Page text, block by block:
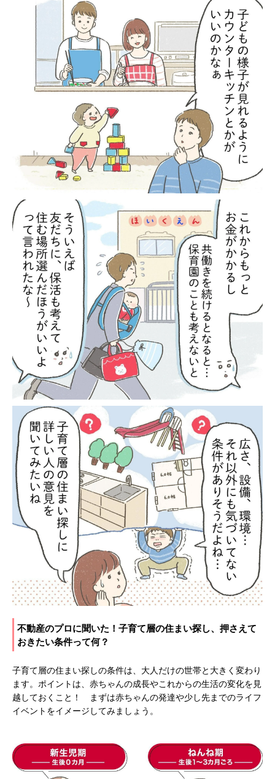
不動産のプロに聞いた！子育て層の住まい探し、押さえて
おきたい条件って何？
子育て層の住まい探しの条件は、大人だけの世帯と大きく変わり
ます。ポイントは、赤ちゃんの成長やこれからの生活の変化を見
越しておくこと！ まずは赤ちゃんの発達や少し先までのライフ
イベントをイメージしてみましょう。